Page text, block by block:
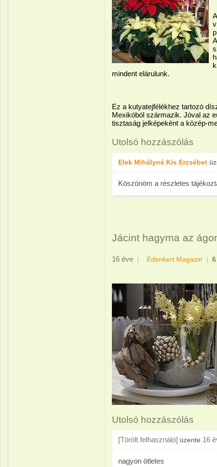
mindent elárulunk.
Ez a kutyatejfélékhez tartozó
Mexikóból származik. Jóval az
tisztaság jelképeként a közép-
Utolsó hozzászólás
Elek Mihályné Kis Erzsébet
Köszönöm a részletes
Jácint hagyma az
16 éve | . Édenkert Magazin |
Utolsó hozzászólás
[Törölt felhasználó] üzente 16
nagyon ötletes